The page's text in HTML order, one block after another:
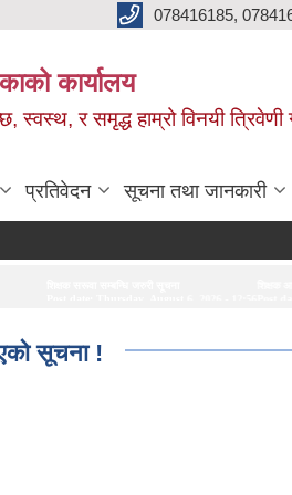
078416185,
कार्यालय
र समृद्ध हाम्रो विनयी त्रिवेणी
प्रतिवेदन सूचना तथा जानकारी
सूचना !